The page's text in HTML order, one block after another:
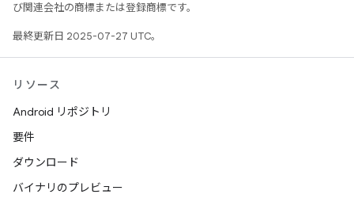
び関連会社の商標または登録商標です。
最終更新日 2025-07-27 UTC。
リソース
Android リポジトリ
要件
ダウンロード
バイナリのプレビュー